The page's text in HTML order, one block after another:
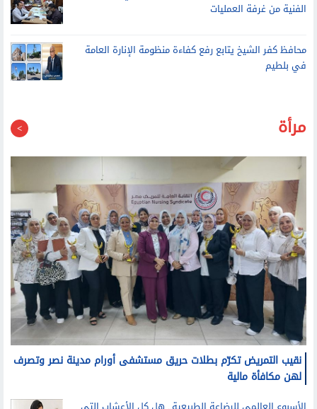
الفنية من غرفة العمليات
محافظ كفر الشيخ يتابع رفع كفاءة منظومة الإنارة العامة
في بلطيم
مرأة
نقيب التمريض تكرّم بطلات حريق مستشفى أورام مدينة نصر وتصرف
لهن مكافأة مالية